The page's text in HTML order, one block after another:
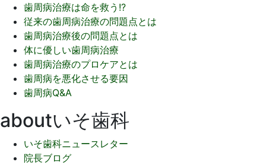
歯周病治療は命を救う!?
従来の歯周病治療の問題点とは
歯周病治療後の問題点とは
体に優しい歯周病治療
歯周病治療のプロケアとは
歯周病を悪化させる要因
歯周病Q&A
aboutいそ歯科
いそ歯科ニュースレター
院長ブログ